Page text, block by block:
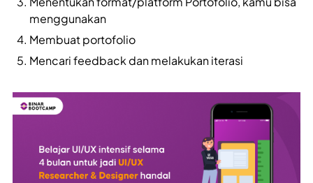
menggunakan
Membuat portofolio
Mencari feedback dan melakukan iterasi